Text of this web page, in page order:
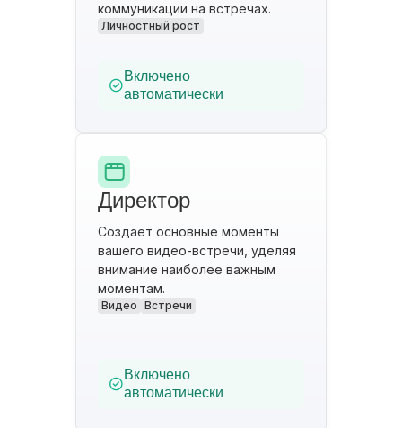
коммуникации на встречах.
Личностный рост
Включено
автоматически
Директор
Создает основные моменты
вашего видео-встречи, уделяя
внимание наиболее важным
моментам.
Видео Встречи
Включено
автоматически